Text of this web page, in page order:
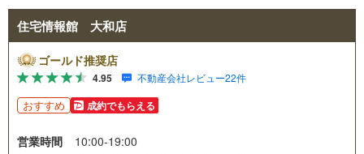
住宅情報館 大和店
ゴールド推奨店
4.95 不動産会社レビュー22件
おすすめ 成約でもらえる
営業時間
10:00-19:00